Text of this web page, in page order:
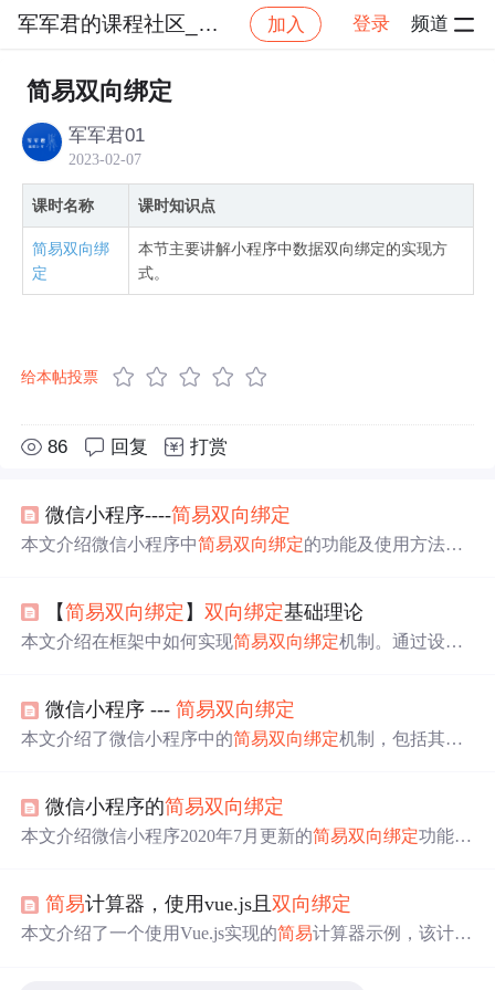
军军君的课程社区_NO_1 加入 登录 频道
社区 军军君的课程社区_NO_1
简易双向绑定
军军君01
2023-02-07
课时名称 课时知识点
简易双向绑
定
本节主要讲解小程序中数据双向绑定的实现方
式。
给本帖投票
86 回复 打赏
微信小程序----简易双向绑定
本文介绍微信小程序中简易双向绑定的功能及使用方法。
传统方式下如何通过bindinput事件实现类似的
果。
【简易双向绑定 】 双向绑定基础理论
本文介绍在框架中如何实现简易双向绑定机制。通过设置
微信小程序 ---简易双向绑定
本文介绍了微信小程序中的简易双向绑定机制，包括其语
及注意事项和限制。
微信小程序的简易双向绑定
本文介绍微信小程序2020年7月更新的简易双向绑定功能，
简易计算器，使用vue.js且双向绑定
本文介绍了一个使用Vue.js实现的简易计算器示例，该计算